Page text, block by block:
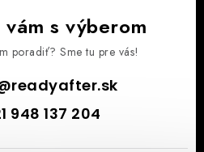
vám s výberom
poradiť? Sme tu pre vás!
readyafter.sk
948 137 204